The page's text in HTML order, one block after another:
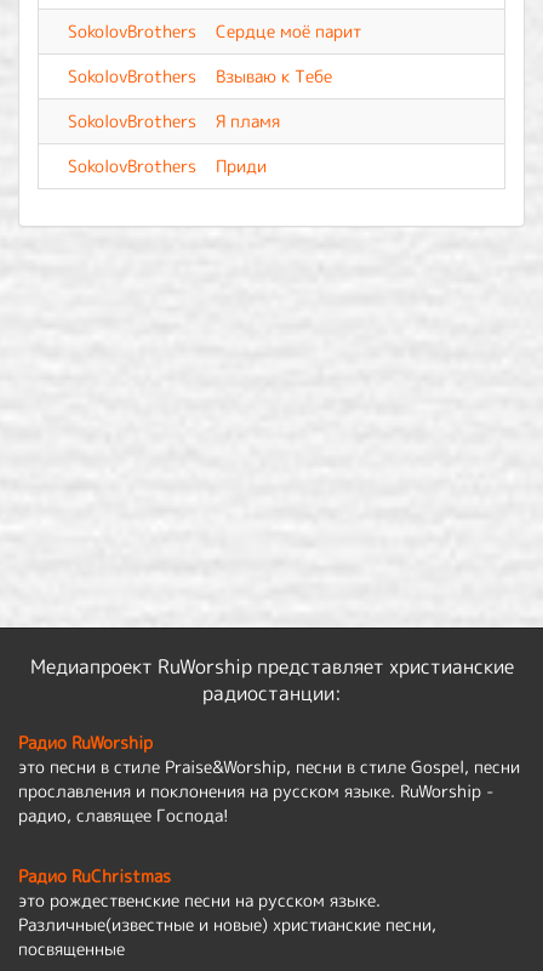
SokolovBrothers
Сердце моё парит
SokolovBrothers
Взываю к Тебе
SokolovBrothers
Я пламя
SokolovBrothers
Приди
Медиапроект RuWorship представляет христианские
радиостанции:
Радио RuWorship
это песни в стиле Praise&Worship, песни в стиле Gospel, песни
прославления и поклонения на русском языке. RuWorship -
радио, славящее Господа!
Радио RuChristmas
это рождественские песни на русском языке.
Различные(известные и новые) христианские песни,
посвященные